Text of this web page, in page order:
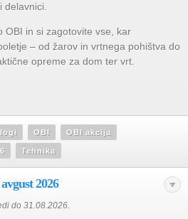
OBI in si zagotovite vse, kar
– od žarov in vrtnega pohištva do
opreme za dom ter vrt.
OBI OBI akcija
Tehnika
2026
do 31.08.2026.